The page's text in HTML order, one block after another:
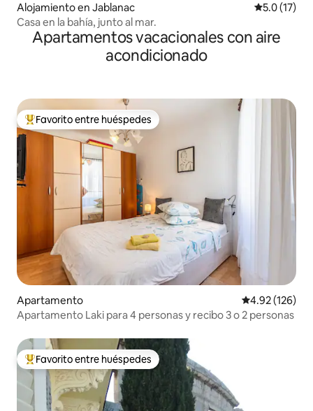
Alojamiento en Jablanac Calificación
5.0 (17)
Casa en la bahía, junto al mar.
Apartamentos vacacionales con aire
acondicionado
Favorito entre huéspedes preferido
Favorito entre huéspedes
Apartamento Calificación
4.92 (126)
Apartamento Laki para 4 personas y recibo 3 o 2 personas
Favorito entre huéspedes preferido
Favorito entre huéspedes